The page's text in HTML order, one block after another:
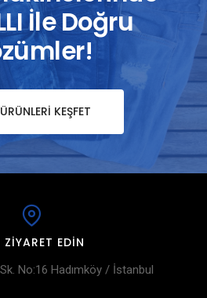
İle Doğru
KEŞFET
ZIYARET EDIN
No:16 Hadımköy / İstanbul